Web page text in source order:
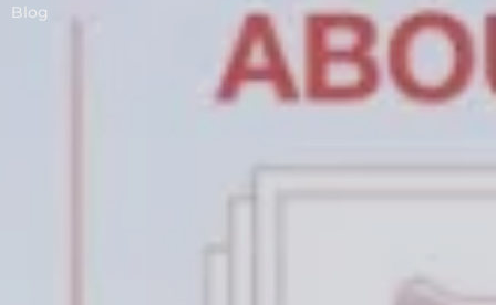
Blog